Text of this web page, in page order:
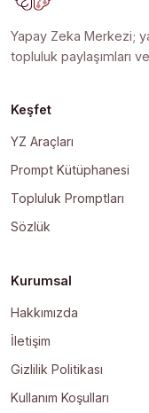
Yapay Zeka Merkezi;
topluluk paylaşımları
Keşfet
YZ Araçları
Prompt Kütüphanesi
Topluluk Promptları
Sözlük
Kurumsal
Hakkımızda
İletişim
Gizlilik Politikası
Kullanım Koşulları